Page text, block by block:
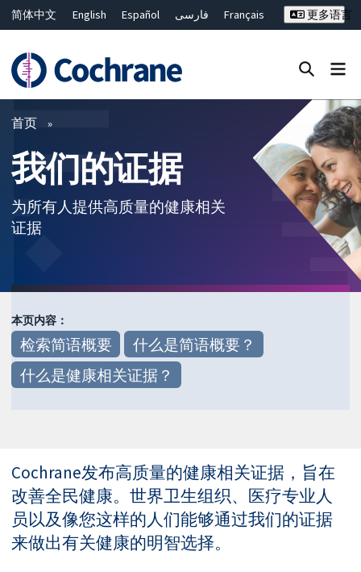
简体中文 English Español فارسی
Français
ไทย
繁體中文
更多语言
Close search ✖
首页
我们的证据
为所有人提供高质量的健康相关
证据
本页内容：
检索简语概要
什么是简语概要？
什么是健康相关证据？
Cochrane发布高质量的健康相关证据，旨在
改善全民健康。世界卫生组织、医疗专业人
员以及像您这样的人们能够通过我们的证据
来做出有关健康的明智选择。